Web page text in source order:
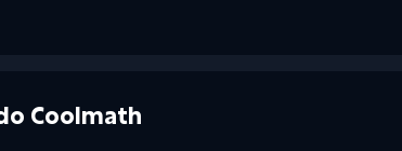
Coolmath